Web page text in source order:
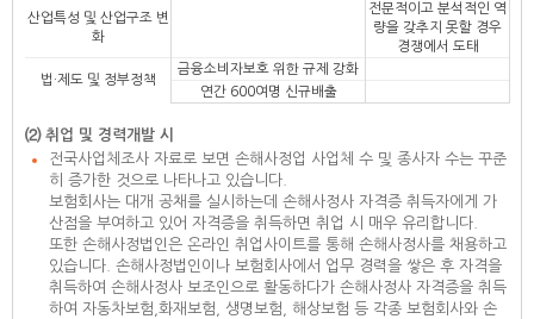
산업특성 및 산업구조 변
화
전문적이고 분석적인 역
량을 갖추지 못할 경우
경쟁에서 도태
법·제도 및 정부정책
금융소비자보호 위한 규제 강화
연간 600여명 신규배출
⑵ 취업 및 경력개발 시
전국사업체조사 자료로 보면 손해사정업 사업체 수 및 종사자 수는 꾸준
히 증가한 것으로 나타나고 있습니다.
보험회사는 대개 공채를 실시하는데 손해사정사 자격증 취득자에게 가
산점을 부여하고 있어 자격증을 취득하면 취업 시 매우 유리합니다.
또한 손해사정법인은 온라인 취업사이트를 통해 손해사정사를 채용하고
있습니다. 손해사정법인이나 보험회사에서 업무 경력을 쌓은 후 자격을
취득하여 손해사정사 보조인으로 활동하다가 손해사정사 자격증을 취득
하여 자동차보험,화재보험, 생명보험, 해상보험 등 각종 보험회사와 손